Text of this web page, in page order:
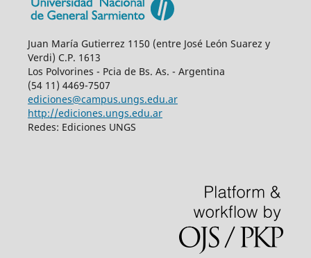
Juan María Gutierrez 1150 (entre José León Suarez y
Verdi) C.P. 1613
Los Polvorines - Pcia de Bs. As. - Argentina
(54 11) 4469-7507
ediciones@campus.ungs.edu.ar
http://ediciones.ungs.edu.ar
Redes: Ediciones UNGS